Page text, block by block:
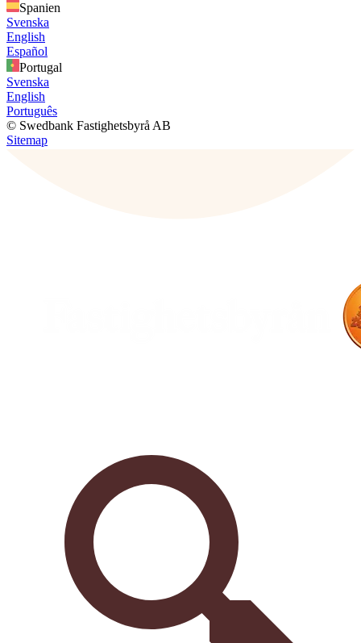
Spanien
Svenska
English
Español
Portugal
Svenska
English
Português
© Swedbank Fastighetsbyrå AB
Sitemap